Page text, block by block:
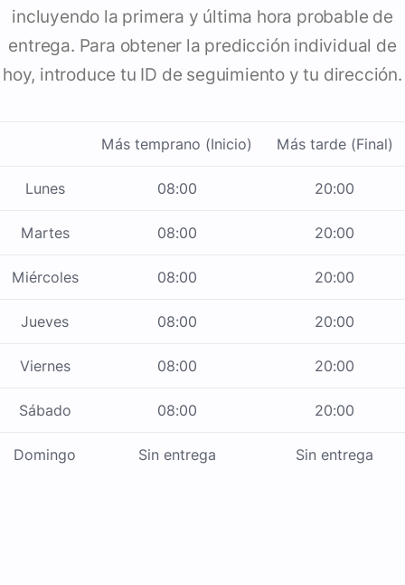
incluyendo la primera y última hora probable de
entrega. Para obtener la predicción individual de
hoy, introduce tu ID de seguimiento y tu dirección.
Más temprano (Inicio) Más tarde (Final)
Lunes 08:00 20:00
Martes 08:00 20:00
Miércoles 08:00 20:00
Jueves 08:00 20:00
Viernes 08:00 20:00
Sábado 08:00 20:00
Domingo Sin entrega Sin entrega